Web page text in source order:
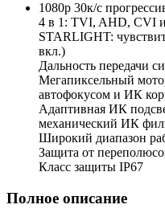
1080p 30к/с
4 в 1: TVI, AHD, CVI
STARLIGHT:
вкл.)
Дальность передачи
Мегапиксельный
автофокусом и ИК
Адаптивная ИК
механический ИК
Широкий диапазон
Защита от
Класс защиты IP67
Полное описание